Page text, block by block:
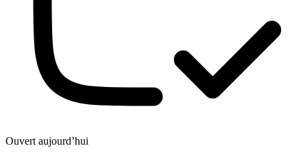
Ouvert aujourd’hui